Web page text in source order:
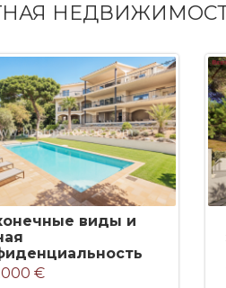
виды и
€